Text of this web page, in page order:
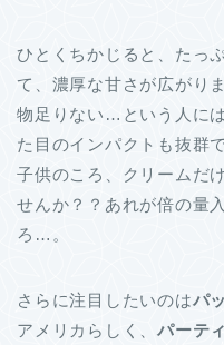
ひとくちかじると、たっ
て、濃厚な甘さが広がり
物足りない…という人に
た目のインパクトも抜群
子供のころ、クリームだ
せんか？？あれが倍の量
ろ…。
さらに注目したいのはパ
アメリカらしく、パーテ